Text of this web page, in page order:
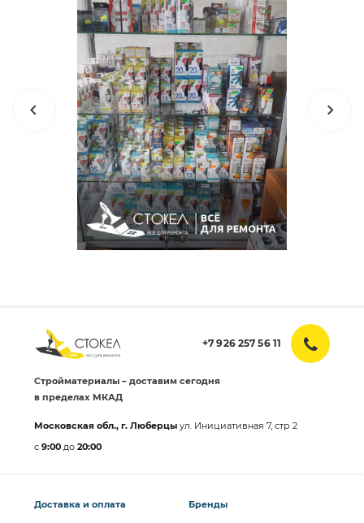
+7 926 257 56 11
Стройматериалы – доставим сегодня
в пределах МКАД
Московская обл., г. Люберцы ул. Инициативная 7, стр 2
с 9:00 до 20:00
Доставка и оплата Бренды